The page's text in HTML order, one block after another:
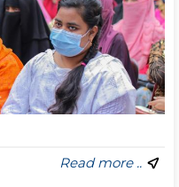
Read more ..